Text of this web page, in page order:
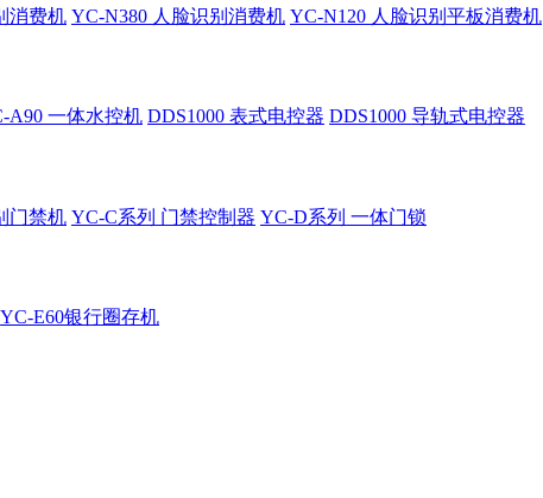
消费机 YC-N380 人脸识别消费机 YC-N120 人脸识别平板消费机
A90 一体水控机 DDS1000 表式电控器 DDS1000 导轨式电控器
门禁机 YC-C系列 门禁控制器 YC-D系列 一体门锁
YC-E60银行圈存机